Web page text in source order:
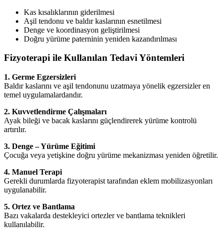
Kas kısalıklarının giderilmesi
Aşil tendonu ve baldır kaslarının esnetilmesi
Denge ve koordinasyon geliştirilmesi
Doğru yürüme paterninin yeniden kazandırılması
Fizyoterapi ile Kullanılan Tedavi Yöntemleri
1. Germe Egzersizleri
Baldır kaslarını ve aşil tendonunu uzatmaya yönelik egzersizler en
temel uygulamalardandır.
2. Kuvvetlendirme Çalışmaları
Ayak bileği ve bacak kaslarını güçlendirerek yürüme kontrolü
artırılır.
3. Denge – Yürüme Eğitimi
Çocuğa veya yetişkine doğru yürüme mekanizması yeniden öğretilir.
4. Manuel Terapi
Gerekli durumlarda fizyoterapist tarafından eklem mobilizasyonları
uygulanabilir.
5. Ortez ve Bantlama
Bazı vakalarda destekleyici ortezler ve bantlama teknikleri
kullanılabilir.